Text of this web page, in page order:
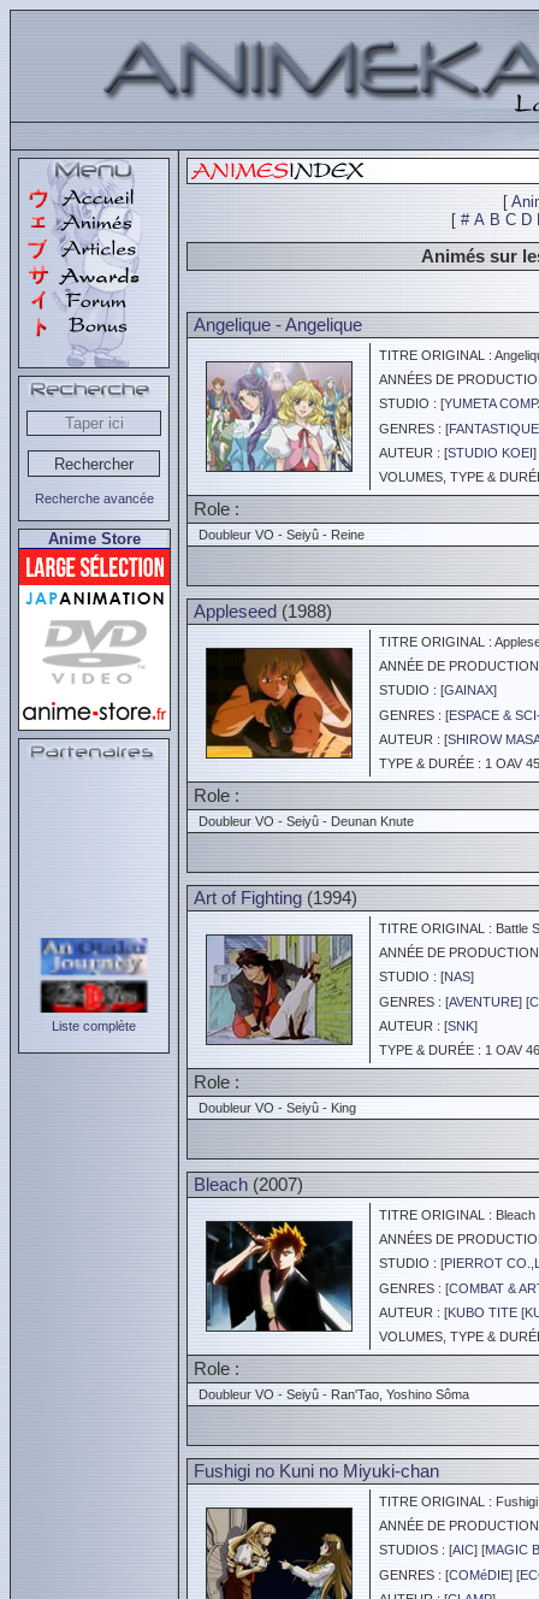
Recherche avancée
Anime Store
Liste complète
[
[ # A B C D
Animés sur
Angelique - Angelique
TITRE ORIGINAL :
ANNÉES DE
STUDIO : [YUMETA
GENRES : [
AUTEUR : [STUDIO KOEI]
VOLUMES, TYPE &
Role :
Doubleur VO - Seiyû - Reine
Appleseed (1988)
TITRE ORIGINAL :
ANNÉE DE
STUDIO : [GAINAX]
GENRES : [ESPACE &
AUTEUR : [SHIROW
TYPE & DURÉE : 1 OAV
Role :
Doubleur VO - Seiyû - Deunan Knute
Art of Fighting (1994)
TITRE ORIGINAL : Battle
ANNÉE DE
STUDIO : [NAS]
GENRES : [AVENTURE] [
AUTEUR : [SNK]
TYPE & DURÉE : 1 OAV
Role :
Doubleur VO - Seiyû - King
Bleach (2007)
TITRE ORIGINAL : Bleach
ANNÉES DE
STUDIO : [PIERROT
GENRES : [COMBAT &
AUTEUR : [KUBO TITE
VOLUMES, TYPE &
Role :
Doubleur VO - Seiyû - Ran'Tao, Yoshino Sôma
Fushigi no Kuni no Miyuki-chan
TITRE ORIGINAL :
ANNÉE DE
STUDIOS : [AIC] [MAGIC
GENRES : [COMéDIE] [